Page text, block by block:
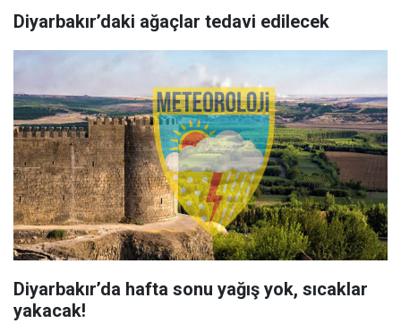
Diyarbakır’daki ağaçlar tedavi edilecek
Diyarbakır’da hafta sonu yağış yok, sıcaklar
yakacak!